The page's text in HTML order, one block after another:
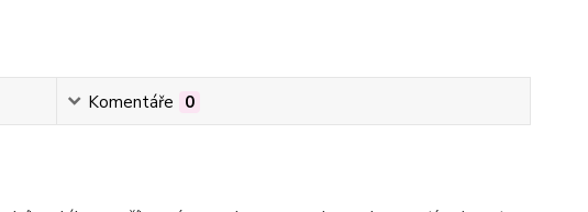
Komentáře 0